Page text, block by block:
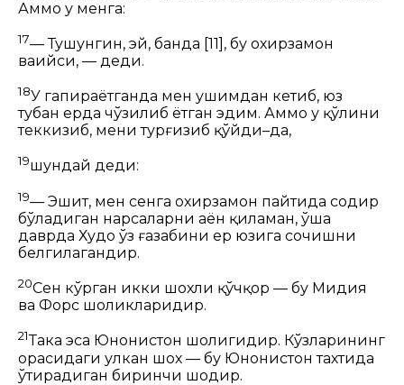
Аммо у менга:
17— Тушунгин, эй, банда [11] , бу охирзамон
ваҳийси, — деди.
18У гапираётганда мен ҳушимдан кетиб, юз
тубан ерда чўзилиб ётган эдим. Аммо у қўлини
теккизиб, мени турғизиб қўйди–да,
19шундай деди:
19— Эшит, мен сенга охирзамон пайтида содир
бўладиган нарсаларни аён қиламан, ўша
даврда Худо ўз ғазабини ер юзига сочишни
белгилагандир.
20Сен кўрган икки шохли қўчқор — бу Мидия
ва Форс шоҳликларидир.
21Така эса Юнонистон шоҳлигидир. Кўзларининг
орасидаги улкан шох — бу Юнонистон тахтида
ўтирадиган биринчи шоҳдир.